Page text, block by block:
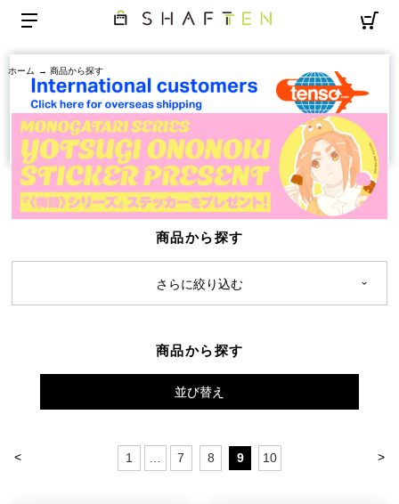
ホーム → 商品から探す
商品から探す
さらに絞り込む
商品から探す
並び替え
< >
1 7 8 9 10